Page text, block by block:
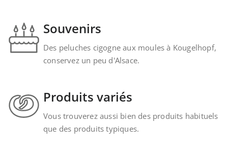
Souvenirs
Des peluches cigogne aux moules à Kougelhopf,
conservez un peu d'Alsace.
Produits variés
Vous trouverez aussi bien des produits habituels
que des produits typiques.